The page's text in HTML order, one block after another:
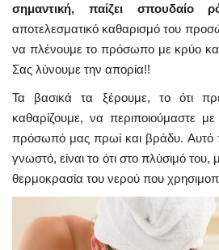
σημαντική, παίζει σπουδαίο
αποτελεσματικό καθαρισμό του
να πλένουμε το πρόσωπο με κρύο
Σας λύνουμε την απορία!!
Τα βασικά τα ξέρουμε, το ότι
καθαρίζουμε, να περιποιούμαστε
πρόσωπό μας πρωί και βράδυ. Αυτό
γνωστό, είναι το ότι στο πλύσιμό του,
θερμοκρασία του νερού που